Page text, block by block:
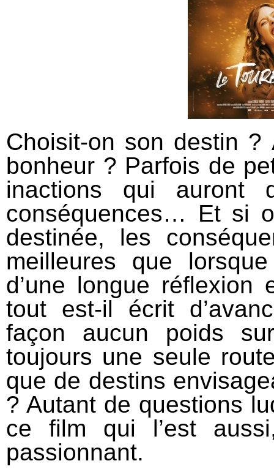
Choisit-on son destin ?
bonheur ? Parfois de
inactions qui auront
conséquences… Et si
destinée, les
meilleures que
d’une longue
tout est-il écrit
façon aucun poids
toujours une seule
que de destins
? Autant de questions
ce film qui l’est
passionnant.